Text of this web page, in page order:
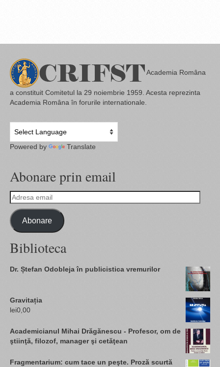
Academia Româna
a constituit Comitetul la 29 noiembrie 1959. Acesta reprezinta
Academia Româna în forurile internationale.
Powered by Translate
Abonare prin email
Adresa
email
Abonare
Biblioteca
Dr. Ștefan Odobleja în publicistica vremurilor
Gravitația
lei0,00
Academicianul Mihai Drăgănescu - Profesor, om de
ştiinţă, filozof, manager şi cetăţean
Fragmentarium: cum tace un peşte. Proză scurtă